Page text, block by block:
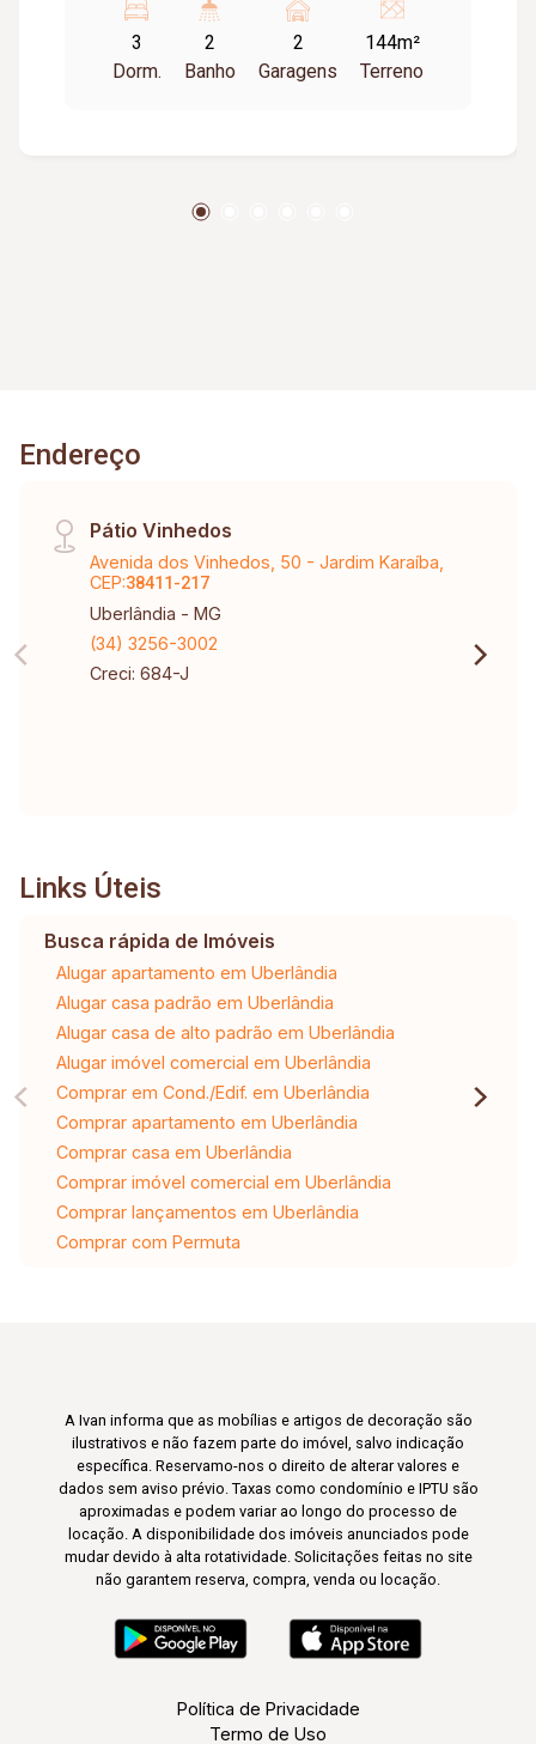
gourmet com churrasqueira, pia e bancada, Piso
porcelanato, Bancadas granito. Alta qualidade
estrutural e em acabamento. Metragem Terreno:
3
Dorm.
2
Banho
2
Garagens
144m²
Terreno
Endereço
Pátio Vinhedos
Avenida dos Vinhedos, 50 - Jardim Karaíba,
CEP:38411-217
Uberlândia - MG
(34) 3256-3002
Creci: 684-J
Links Úteis
Busca rápida de Imóveis
Alugar apartamento em Uberlândia
Alugar casa padrão em Uberlândia
Alugar casa de alto padrão em Uberlândia
Alugar imóvel comercial em Uberlândia
Comprar em Cond./Edif. em Uberlândia
Comprar apartamento em Uberlândia
Comprar casa em Uberlândia
Comprar imóvel comercial em Uberlândia
Comprar lançamentos em Uberlândia
Comprar com Permuta
A Ivan informa que as mobílias e artigos de decoração são
ilustrativos e não fazem parte do imóvel, salvo indicação
específica. Reservamo-nos o direito de alterar valores e
dados sem aviso prévio. Taxas como condomínio e IPTU são
aproximadas e podem variar ao longo do processo de
locação. A disponibilidade dos imóveis anunciados pode
mudar devido à alta rotatividade. Solicitações feitas no site
não garantem reserva, compra, venda ou locação.
Política de Privacidade
Termo de Uso